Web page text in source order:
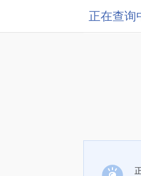
正在查询